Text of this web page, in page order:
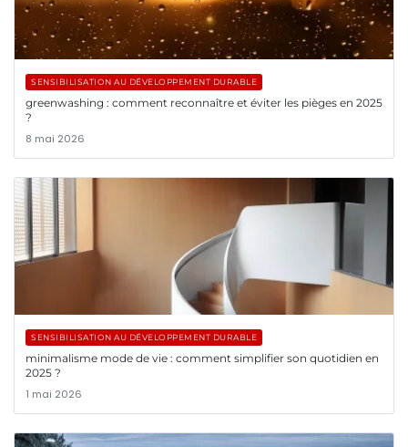
SENSIBILISATION AU DÉVELOPPEMENT DURABLE
greenwashing : comment reconnaître et éviter les pièges en 2025
?
8 mai 2026
SENSIBILISATION AU DÉVELOPPEMENT DURABLE
minimalisme mode de vie : comment simplifier son quotidien en
2025 ?
1 mai 2026